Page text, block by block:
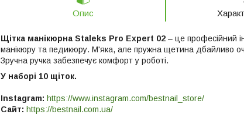
Опис
Щітка манікюрна Staleks Pro Expert 02 – це професійний
манікюру та педикюру. М'яка, але пружна щетина дбайливо
Зручна ручка забезпечує комфорт у роботі.
У наборі 10 щіток.
Instagram: https://www.instagram.com/bestnail_store/
Сайт: https://bestnail.com.ua/